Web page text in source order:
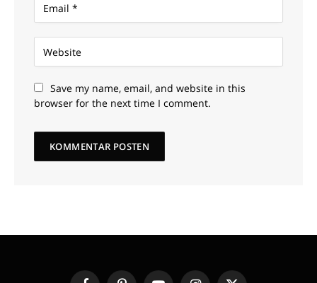
Save my name, email, and website in this
browser for the next time I comment.